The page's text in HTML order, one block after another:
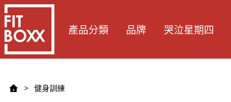
產品分類 品牌 哭泣星期四
> 健身訓練